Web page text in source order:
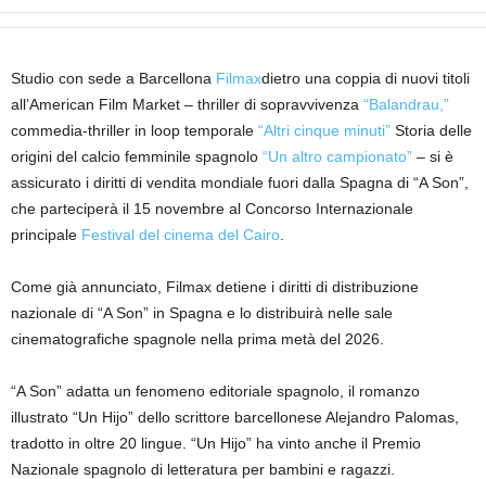
Studio con sede a Barcellona Filmaxdietro una coppia di nuovi titoli
all’American Film Market – thriller di sopravvivenza “Balandrau,”
commedia-thriller in loop temporale “Altri cinque minuti” Storia delle
origini del calcio femminile spagnolo “Un altro campionato” – si è
assicurato i diritti di vendita mondiale fuori dalla Spagna di “A Son”,
che parteciperà il 15 novembre al Concorso Internazionale
principale Festival del cinema del Cairo
Come già annunciato, Filmax detiene i diritti di distribuzione
nazionale di “A Son” in Spagna e lo distribuirà nelle sale
cinematografiche spagnole nella prima metà del 2026.
“A Son” adatta un fenomeno editoriale spagnolo, il romanzo
illustrato “Un Hijo” dello scrittore barcellonese Alejandro Palomas,
tradotto in oltre 20 lingue. “Un Hijo” ha vinto anche il Premio
Nazionale spagnolo di letteratura per bambini e ragazzi.